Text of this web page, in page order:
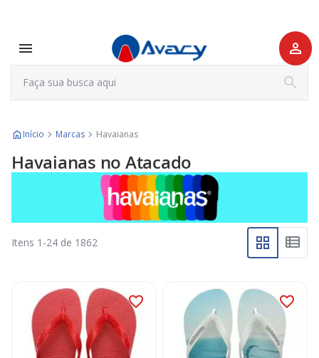
Início Marcas Havaianas
Havaianas no Atacado
Itens 1 -24 de 1862